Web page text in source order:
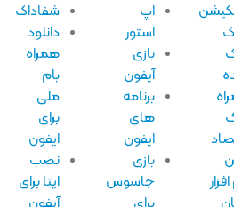
اپ
استور
بازی
آیفون
برنامه
ایفون
بازی
جاسوس
شفاداک
دانلود
همراه
ایفون
نصب
ایتا برای